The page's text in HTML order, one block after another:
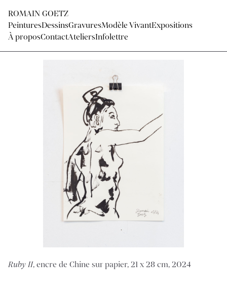
ROMAIN GOETZ
PeinturesDessinsGravuresModèle VivantExpositions
À proposContactAteliersInfolettre
Ruby II, encre de Chine sur papier, 21 x 28 cm, 2024